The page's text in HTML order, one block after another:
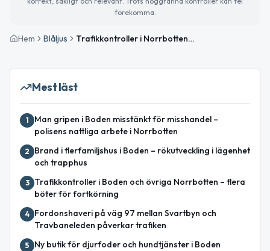
förekomma.
Hem Blåljus Trafikkontroller i Norrbottens län – flera hastighetsböter utdelade
Mest läst
1
Man gripen i Boden misstänkt för misshandel –
polisens nattliga arbete i Norrbotten
2
Brand i flerfamiljshus i Boden – rökutveckling i lägenhet
och trapphus
3
Trafikkontroller i Boden och övriga Norrbotten – flera
böter för fortkörning
4
Fordonshaveri på väg 97 mellan Svartbyn och
Travbaneleden påverkar trafiken
5 Ny butik för djurfoder och hundtjänster i Boden